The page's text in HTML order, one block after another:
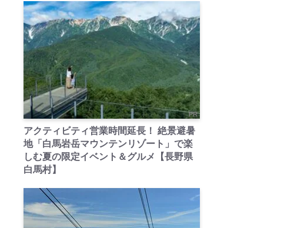
PR
アクティビティ営業時間延長！ 絶景避暑
地「白馬岩岳マウンテンリゾート」で楽
しむ夏の限定イベント＆グルメ【長野県
白馬村】